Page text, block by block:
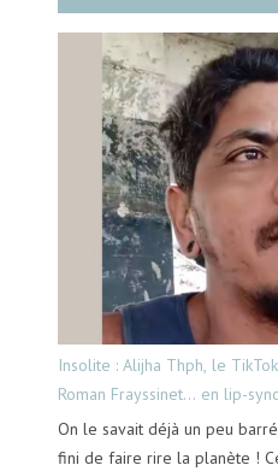
Insolite : Alijha Thph, le
Roman Frayssinet… en lip-
On le savait déjà un peu
fini de faire rire la planète !